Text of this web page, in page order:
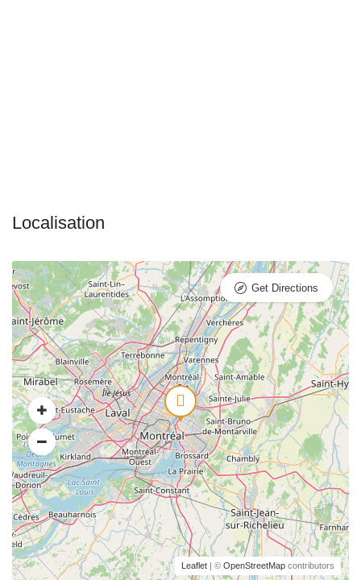
Leaflet | © OpenStreetMap contributors
Get Directions